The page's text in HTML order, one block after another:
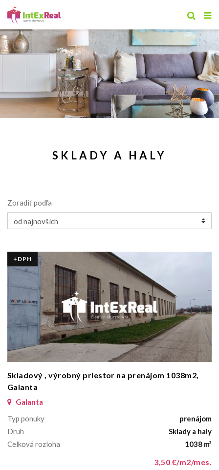
SKLADY A HALY
Zoradiť podľa
+DPH
Skladový , výrobný priestor na prenájom 1038m2,
Galanta
Galanta
Typ ponuky
prenájom
Druh
Sklady a haly
Celková rozloha
1038 m²
3,50 €/m2/mes.